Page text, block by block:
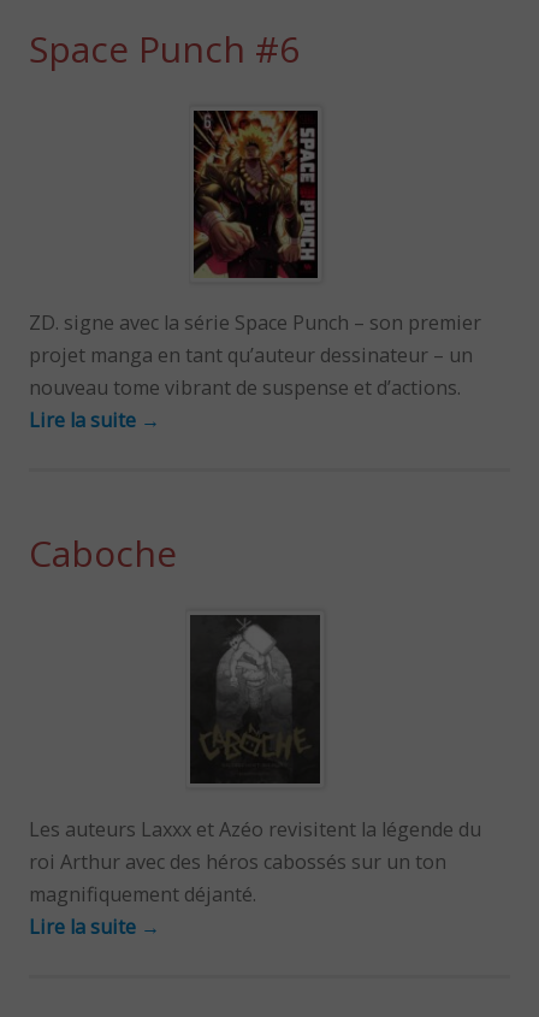
Space Punch #6
ZD. signe avec la série Space Punch – son premier
projet manga en tant qu’auteur dessinateur – un
nouveau tome vibrant de suspense et d’actions.
Lire la suite →
Caboche
Les auteurs Laxxx et Azéo revisitent la légende du
roi Arthur avec des héros cabossés sur un ton
magnifiquement déjanté.
Lire la suite →